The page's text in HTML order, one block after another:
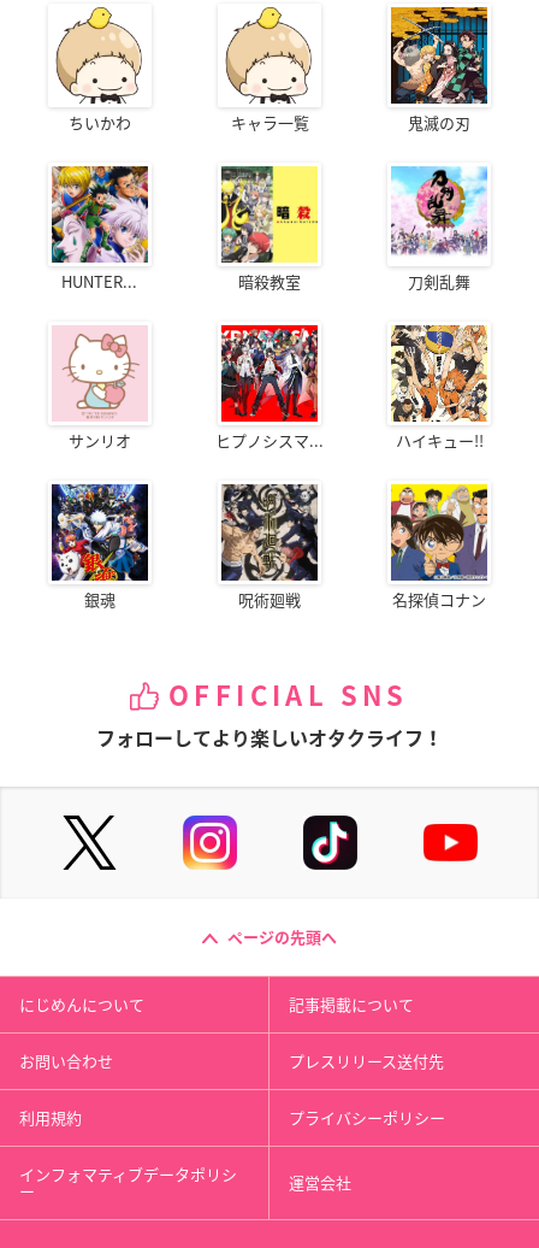
ちいかわ キャラ一覧 鬼滅の刃
HUNTER... 暗殺教室 刀剣乱舞
サンリオ ヒプノシスマ... ハイキュー!!
銀魂 呪術廻戦 名探偵コナン
OFFICIAL SNS
フォローしてより楽しいオタクライフ！
ページの先頭へ
にじめんについて 記事掲載について
お問い合わせ プレスリリース送付先
利用規約 プライバシーポリシー
インフォマティブデータポリシ
ー 運営会社